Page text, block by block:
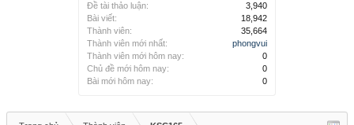
Đề tài thảo luận:
3,940
Bài viết:
18,942
Thành viên:
35,664
Thành viên mới nhất:
phongvui
Thành viên mới hôm nay:
0
Chủ đề mới hôm nay:
0
Bài mới hôm nay:
0